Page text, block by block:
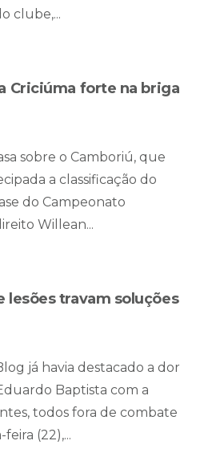
clube,...
Criciúma forte na briga
sobre o Camboriú, que
a classificação do
do Campeonato
Willean...
travam soluções
já havia destacado a dor
Baptista com a
todos fora de combate
(22),...